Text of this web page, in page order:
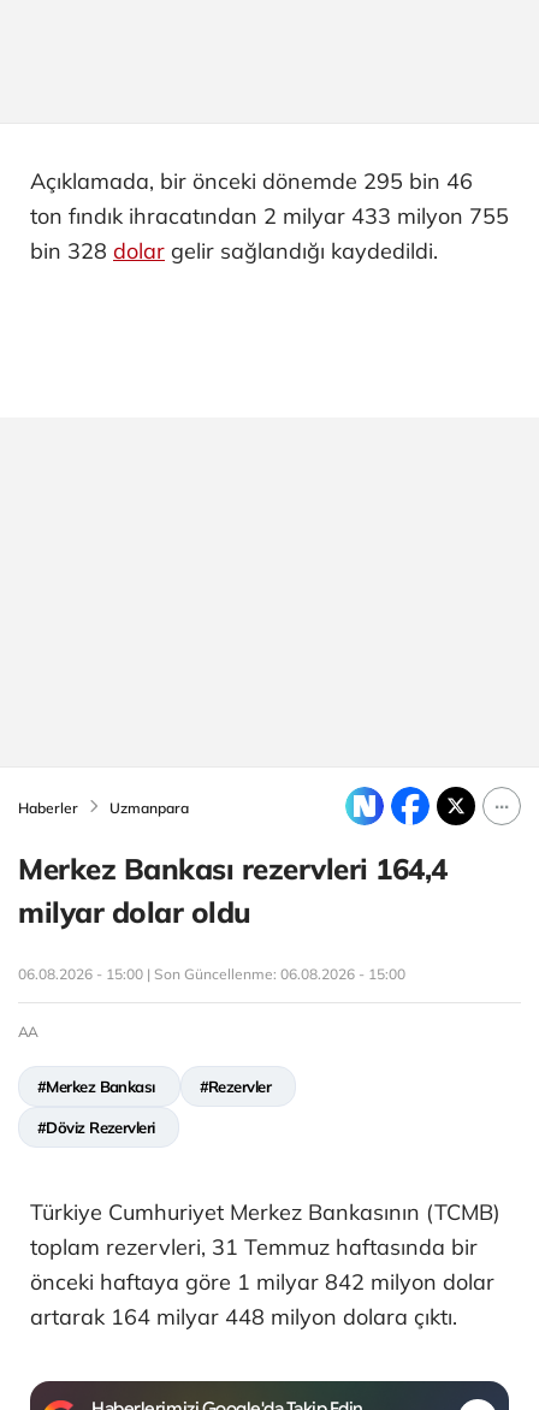
Açıklamada, bir önceki dönemde 295 bin 46
ton fındık ihracatından 2 milyar 433 milyon 755
bin 328 dolar gelir sağlandığı kaydedildi.
Haberler Uzmanpara
Merkez Bankası rezervleri 164,4
milyar dolar oldu
06.08.2026 - 15:00 | Son Güncellenme: 06.08.2026 - 15:00
AA
#Merkez Bankası #Rezervler
#Döviz Rezervleri
Türkiye Cumhuriyet Merkez Bankasının (TCMB)
toplam rezervleri, 31 Temmuz haftasında bir
önceki haftaya göre 1 milyar 842 milyon dolar
artarak 164 milyar 448 milyon dolara çıktı.